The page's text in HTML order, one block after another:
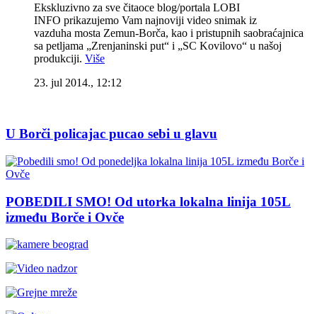
Ekskluzivno za sve čitaoce blog/portala LOBI
INFO prikazujemo Vam najnoviji video snimak iz
vazduha mosta Zemun-Borča, kao i pristupnih saobraćajnica
sa petljama „Zrenjaninski put“ i „SC Kovilovo“ u našoj
produkciji. Više
23. jul 2014., 12:12
U Borči policajac pucao sebi u glavu
POBEDILI SMO! Od utorka lokalna linija 105L
između Borče i Ovče